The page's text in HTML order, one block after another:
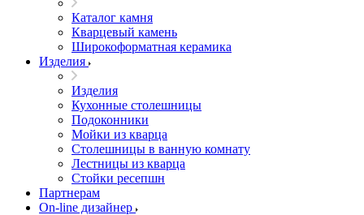
Каталог камня
Кварцевый камень
Широкоформатная керамика
Изделия
Изделия
Кухонные столешницы
Подоконники
Мойки из кварца
Столешницы в ванную комнату
Лестницы из кварца
Стойки ресепшн
Партнерам
On-line дизайнер